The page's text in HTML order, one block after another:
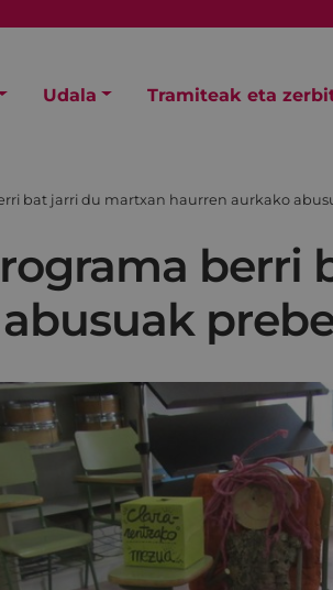
Udala Tramiteak eta
bat jarri du martxan haurren aurkako
berri